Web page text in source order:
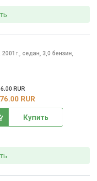
2001 г., седан, 3,0 бензин,
RUR
RUR
Купить